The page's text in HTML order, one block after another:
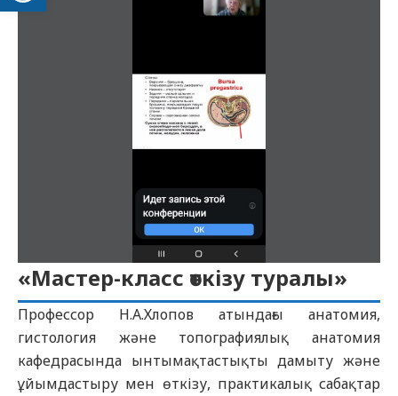
«Мастер-класс өткізу туралы»
Профессор Н.А.Хлопов атындағы анатомия,
гистология және топографиялық анатомия
кафедрасында ынтымақтастықты дамыту және
ұйымдастыру мен өткізу, практикалық сабақтар